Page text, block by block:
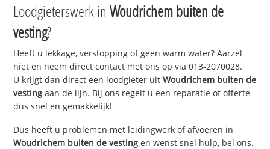
Loodgieterswerk inWoudrichem buiten de
vesting?
Heeft u lekkage, verstopping of geen warm water? Aarzel
niet en neem direct contact met ons op via 013-2070028.
U krijgt dan direct een loodgieter uitWoudrichem buiten de
vesting aan de lijn. Bij ons regelt u een reparatie of offerte
dus snel en gemakkelijk!
Dus heeft u problemen met leidingwerk of afvoeren in
Woudrichem buiten de vesting en wenst snel hulp, bel ons.